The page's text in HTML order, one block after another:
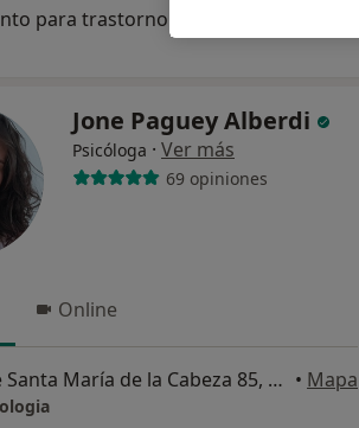
para trastorno disociativo
Jone Paguey Alberdi
Psicóloga · Ver más
69 opiniones
Online
Paseo de Santa María de la Cabeza 85, Madrid • Mapa